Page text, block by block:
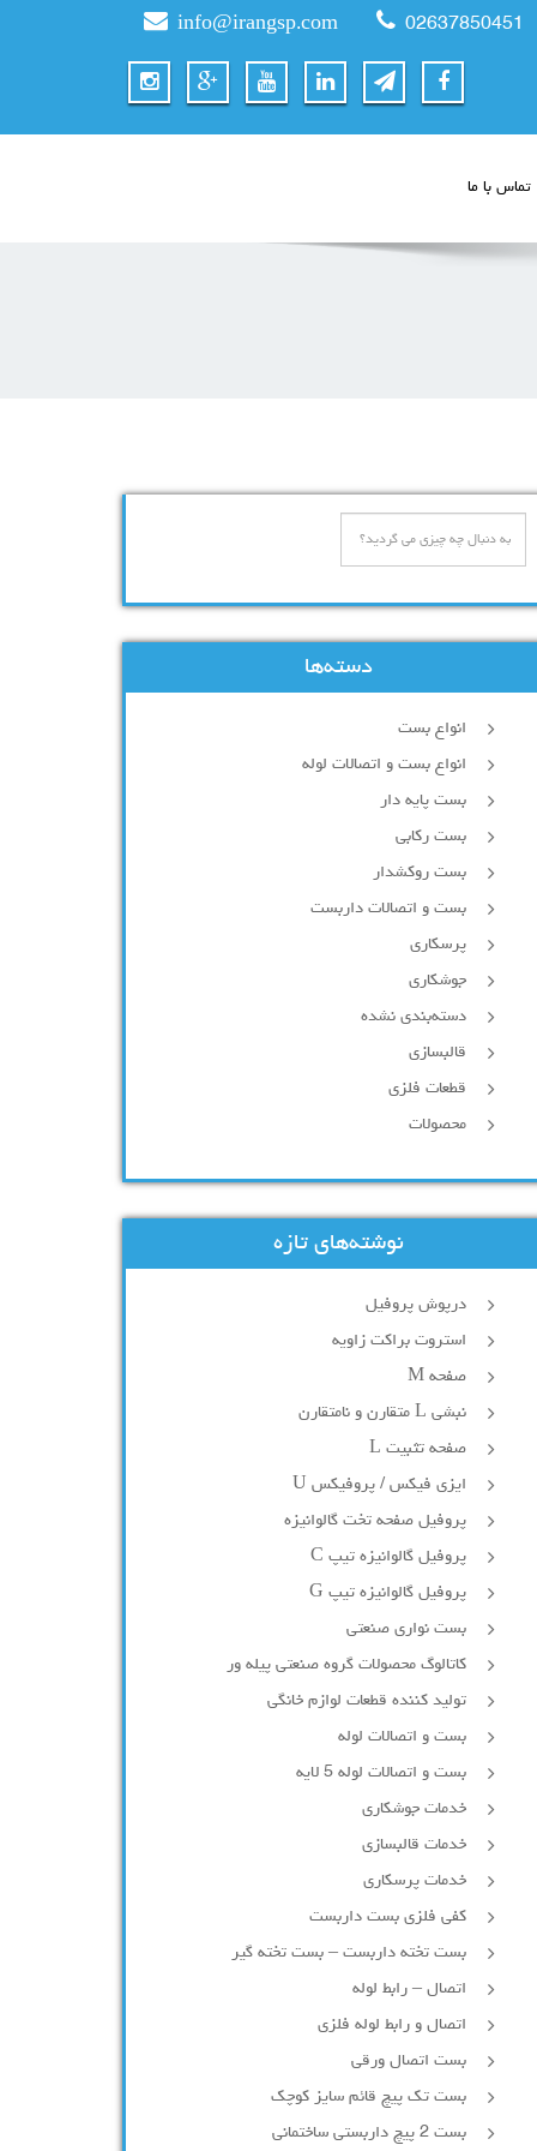
info@irangsp.com 02637850451
تماس با ما
دسته‌ها
انواع بست
انواع بست و اتصالات لوله
بست پایه دار
بست رکابی
بست روکشدار
بست و اتصالات داربست
پرسکاری
جوشکاری
دسته‌بندی نشده
قالبسازی
قطعات فلزی
محصولات
نوشته‌های تازه
درپوش پروفیل
استروت براکت زاویه
صفحه M
نبشی L متقارن و نامتقارن
صفحه تثبیت L
ایزی فیکس / پروفیکس U
پروفیل صفحه تخت گالوانیزه
پروفیل گالوانیزه تیپ C
پروفیل گالوانیزه تیپ G
بست نواری صنعتی
کاتالوگ محصولات گروه صنعتی پیله ور
تولید کننده قطعات لوازم خانگی
بست و اتصالات لوله
بست و اتصالات لوله 5 لایه
خدمات جوشکاری
خدمات قالبسازی
خدمات پرسکاری
کفی فلزی بست داربست
بست تخته داربست – بست تخته گیر
اتصال – رابط لوله
اتصال و رابط لوله فلزی
بست اتصال ورقی
بست تک پیچ قائم سایز کوچک
بست 2 پیچ داربستی ساختمانی